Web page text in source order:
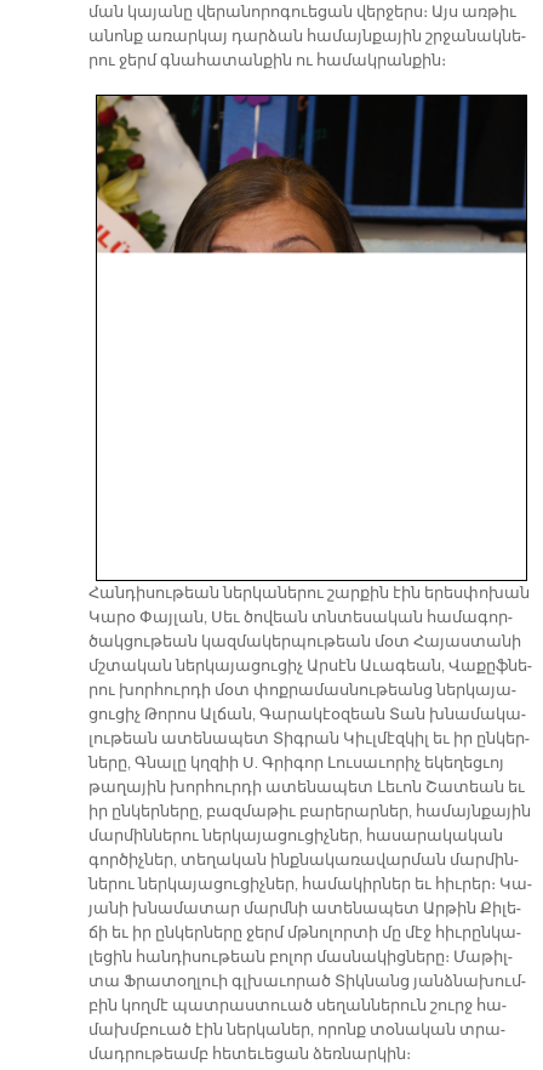
ման կա­յա­նը վե­րա­նո­րո­գուե­ցան վեր­ջերս։ Այս առ­թիւ
ա­նոնք ա­ռար­կայ դար­ձան հա­մայն­քա­յին շրջա­նակ­նե­
րու ջերմ գնա­հա­տան­քին ու հա­մակ­րան­քին։
Հան­դի­սու­թեան ներ­կա­նե­րու շար­քին էին ե­րես­փո­խան
Կա­րօ Փայ­լան, Սեւ ծո­վեան տնտե­սա­կան հա­մա­գոր­
ծակ­ցու­թեան կազ­մա­կեր­պու­թեան մօտ Հա­յաս­տա­նի
մշտա­կան ներ­կա­յա­ցու­ցիչ Ար­սէն Ա­ւա­գեան, Վա­քըֆ­նե­
րու խոր­հուր­դի մօտ փոք­րա­մաս­նու­թեանց ներ­կա­յա­
ցու­ցիչ Թո­րոս Ալ­ճան, Գա­րա­կէօ­զեան Տան խնա­մա­կա­
լու­թեան ա­տե­նա­պետ Տիգ­րան Կիւլ­մէզ­կիլ եւ իր ըն­կեր­
նե­րը, Գնա­լը կղզիի Ս. Գրի­գոր Լու­սա­ւո­րիչ ե­կե­ղեց­ւոյ
թա­ղա­յին խոր­հուր­դի ա­տե­նա­պետ Լե­ւոն Շա­տեան եւ
իր ըն­կեր­նե­րը, բազ­մա­թիւ բա­րե­րար­ներ, հա­մայն­քա­յին
մար­մին­նե­րու ներ­կա­յա­ցու­ցիչ­ներ, հա­սա­րա­կա­կան
գոր­ծիչ­ներ, տե­ղա­կան ինք­նա­կա­ռա­վար­ման մար­մին­
նե­րու ներ­կա­յա­ցու­ցիչ­ներ, հա­մա­կիր­ներ եւ հիւ­րեր։ Կա­
յա­նի խնա­մա­տար մարմ­նի ա­տե­նա­պետ Ար­թին Քի­լե­
ճի եւ իր ըն­կեր­նե­րը ջերմ մթնո­լոր­տի մը մէջ հիւ­րըն­կա­
լե­ցին հան­դի­սու­թեան բո­լոր մաս­նա­կից­նե­րը։ Մա­թիլ­
տա Ֆրա­տօղ­լուի գլխա­ւո­րած Տիկ­նանց յանձ­նա­խում­
բին կող­մէ պատ­րաս­տուած սե­ղան­նե­րուն շուրջ հա­
մախմ­բուած էին ներ­կա­ներ, ո­րոնք տօ­նա­կան տրա­
մադ­րու­թեամբ հե­տե­ւե­ցան ձեռ­նար­կին։